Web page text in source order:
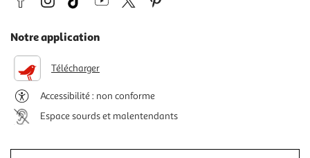
Notre application
Télécharger
Accessibilité : non conforme
Espace sourds et malentendants